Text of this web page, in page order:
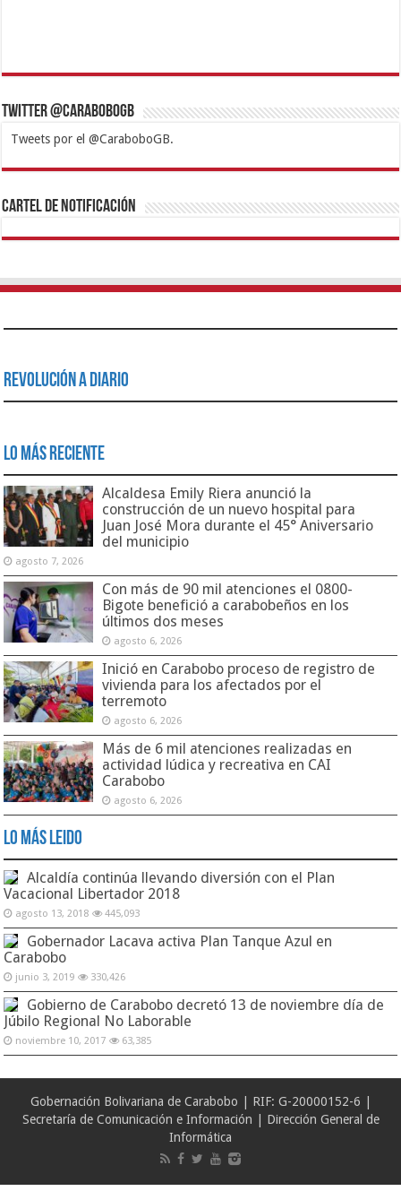
Twitter @CaraboboGB
Tweets por el @CaraboboGB.
1xbetBetturkeyBetistKralbetSupertotobetTipobetMatadorbetMariobet
https://mvbcasino.com/
Cartel de Notificación
Revolución a Diario
Lo Más Reciente
Alcaldesa Emily Riera anunció la
construcción de un nuevo hospital para
Juan José Mora durante el 45° Aniversario
del municipio
agosto 7, 2026
Con más de 90 mil atenciones el 0800-
Bigote benefició a carabobeños en los
últimos dos meses
agosto 6, 2026
Inició en Carabobo proceso de registro de
vivienda para los afectados por el
terremoto
agosto 6, 2026
Más de 6 mil atenciones realizadas en
actividad lúdica y recreativa en CAI
Carabobo
agosto 6, 2026
Lo Más Leido
Alcaldía continúa llevando diversión con el Plan
Vacacional Libertador 2018
agosto 13, 2018 445,093
Gobernador Lacava activa Plan Tanque Azul en
Carabobo
junio 3, 2019 330,426
Gobierno de Carabobo decretó 13 de noviembre día de
Júbilo Regional No Laborable
noviembre 10, 2017 63,385
Gobernación Bolivariana de Carabobo | RIF: G-20000152-6 |
Secretaría de Comunicación e Información | Dirección General de
Informática